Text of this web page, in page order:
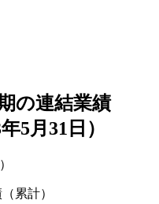
の連結業績
5月31日）
累計）